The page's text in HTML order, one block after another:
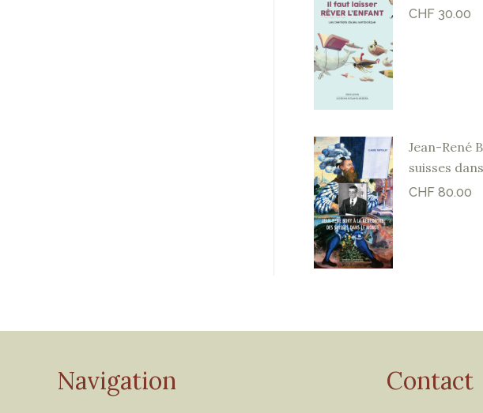
CHF 30.00
Jean-René
suisses
CHF 80.00
Navigation Contact